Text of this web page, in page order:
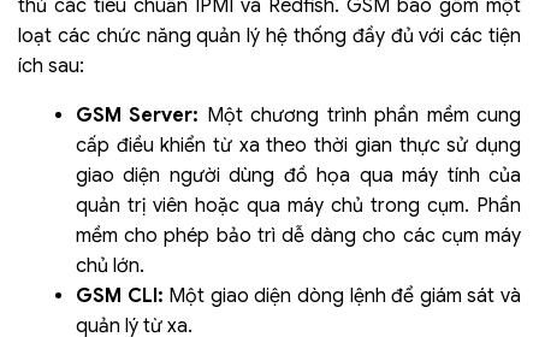
thủ các tiêu chuẩn IPMI và Redfish. GSM bao gồm một
loạt các chức năng quản lý hệ thống đầy đủ với các tiện
ích sau:
GSM Server: Một chương trình phần mềm cung
cấp điều khiển từ xa theo thời gian thực sử dụng
giao diện người dùng đồ họa qua máy tính của
quản trị viên hoặc qua máy chủ trong cụm. Phần
mềm cho phép bảo trì dễ dàng cho các cụm máy
chủ lớn.
GSM CLI: Một giao diện dòng lệnh để giám sát và
quản lý từ xa.